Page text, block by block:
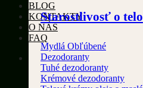
BLOG
KONTAKTY
O NÁS
FAQ
Starostlivosť o telo
Mydlá
Dezodoranty
Tuhé dezodoranty
Krémové dezodoranty